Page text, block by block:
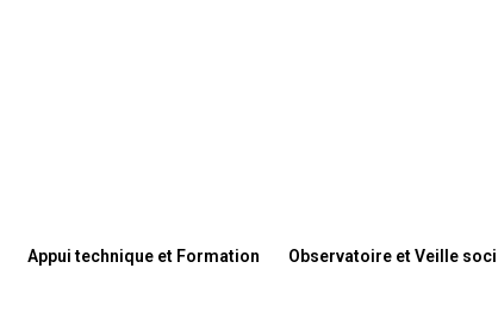
Appui technique et Formation Observatoire et Veille